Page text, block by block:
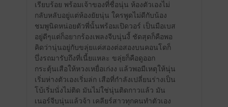
เรียบร้อย พร้อมเจ้าของที่ชื่อนุ่น ห้องตัวเองไม่
กลับหลับอยู่แต่ห้องยัยนุ่น ใครพูดไม่ดีกับน้อง
ชมพูนิดหน่อยตัวพี่นั้นพร้อมเปิดวอร์ เป็นมือเบส
อยู่ดีๆแต่ก็อยากร้องเพลงจีบนุ่นงี้ ชัดสุดก็คือพอ
คิดว่านุ่นอยู่กับขลุ่ยแค่สองต่อสองบนคอนโดก็
บึ่งรถมารับถึงที่เนี้ยแหละ ขลุ่ยก็คือดูออก
กระตุ้นเสือให้หวงเหยื่อเก่งง แล้วพอมีเหตุให้นุ่น
เริ่มห่างตัวเองเริ่มล่ก เสือที่กำลังเปลี่ยนร่างเป็น
โบ้เริ่มนั่งไม่ติด มันไม่ใช่นุ่นติดกาวแล้ว มัน
เนอร์จีบนุ่นแล้วจ้า เคลียร์สาวทุกคนทำตัวเอง